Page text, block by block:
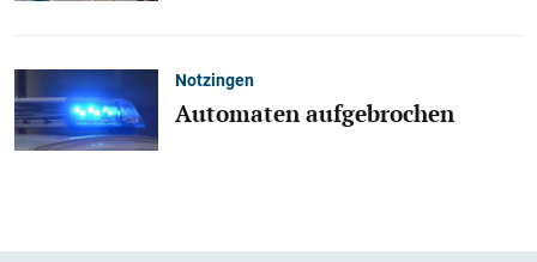
Notzingen
Automaten aufgebrochen